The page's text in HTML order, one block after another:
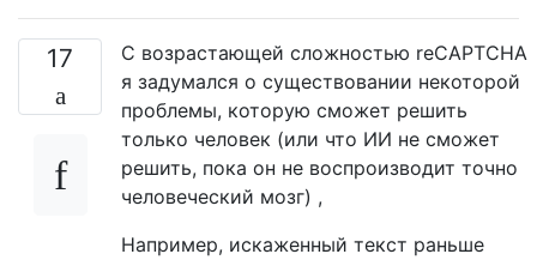
17
С возрастающей сложностью reCAPTCHA
я задумался о существовании некоторой
проблемы, которую сможет решить
только человек (или что ИИ не сможет
решить, пока он не воспроизводит точно
человеческий мозг) ,
Например, искаженный текст раньше